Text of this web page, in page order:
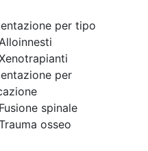
per tipo
per
Fusione spinale
osseo